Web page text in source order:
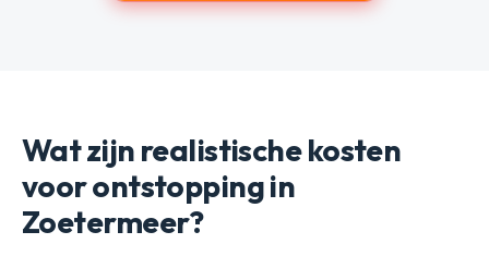
Wat zijn realistische kosten
voor ontstopping in
Zoetermeer?